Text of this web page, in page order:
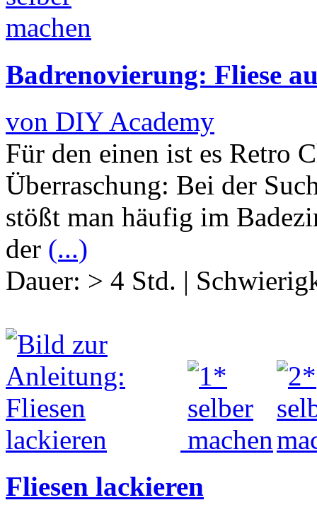
Badrenovierung: Fliese
von DIY Academy
Für den einen ist es Retro
Überraschung: Bei der
stößt man häufig im
der (...)
Dauer: > 4 Std. |
Fliesen lackieren